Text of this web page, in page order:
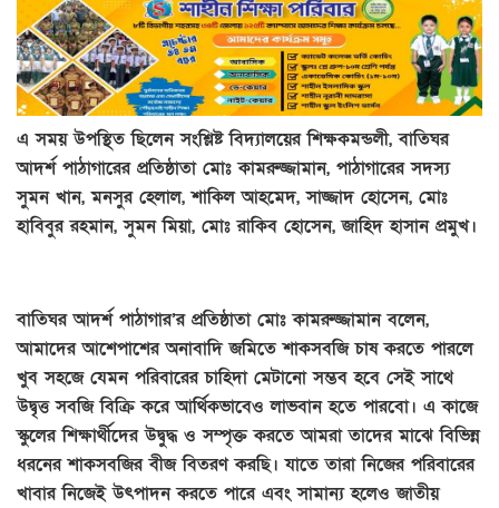
এ সময় উপস্থিত ছিলেন সংশ্লিষ্ট বিদ্যালয়ের শিক্ষকমন্ডলী, বাতিঘর
আদর্শ পাঠাগারের প্রতিষ্ঠাতা মোঃ কামরুজ্জামান, পাঠাগারের সদস্য
সুমন খান, মনসুর হেলাল, শাকিল আহমেদ, সাজ্জাদ হোসেন, মোঃ
হাবিবুর রহমান, সুমন মিয়া, মোঃ রাকিব হোসেন, জাহিদ হাসান প্রমুখ।
বাতিঘর আদর্শ পাঠাগার’র প্রতিষ্ঠাতা মোঃ কামরুজ্জামান বলেন,
আমাদের আশেপাশের অনাবাদি জমিতে শাকসবজি চাষ করতে পারলে
খুব সহজে যেমন পরিবারের চাহিদা মেটানো সম্ভব হবে সেই সাথে
উদ্বৃত্ত সবজি বিক্রি করে আর্থিকভাবেও লাভবান হতে পারবো। এ কাজে
স্কুলের শিক্ষার্থীদের উদ্বুদ্ধ ও সম্পৃক্ত করতে আমরা তাদের মাঝে বিভিন্ন
ধরনের শাকসবজির বীজ বিতরণ করছি। যাতে তারা নিজের পরিবারের
খাবার নিজেই উৎপাদন করতে পারে এবং সামান্য হলেও জাতীয়